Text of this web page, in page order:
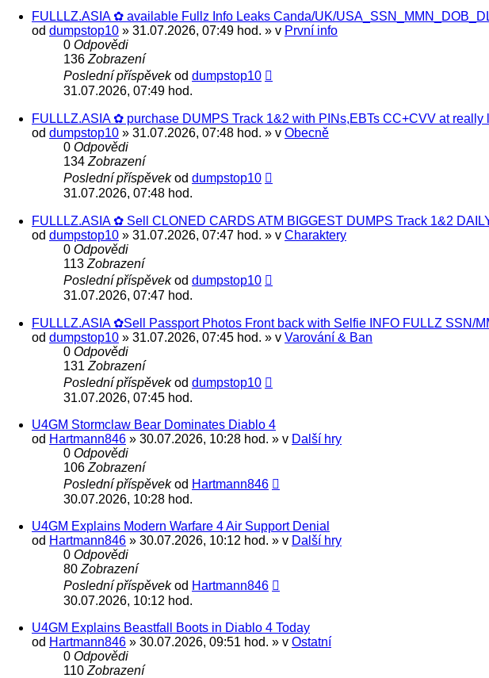
FULLLZ.ASIA ✿ available Fullz Info Leaks Canda/UK/
od dumpstop10 » 31.07.2026, 07:49 hod. » v První info
0 Odpovědi
136 Zobrazení
Poslední příspěvekod dumpstop10
31.07.2026, 07:49 hod.
FULLLZ.ASIA ✿ purchase DUMPS Track 1&2 with PINs,EBTs CC+CVV at really
od dumpstop10 » 31.07.2026, 07:48 hod. » v Obecně
0 Odpovědi
134 Zobrazení
Poslední příspěvekod dumpstop10
31.07.2026, 07:48 hod.
FULLLZ.ASIA ✿ Sell CLONED CARDS ATM BIGGEST DUMPS Track 1&2
od dumpstop10 » 31.07.2026, 07:47 hod. » v Charaktery
0 Odpovědi
113 Zobrazení
Poslední příspěvekod dumpstop10
31.07.2026, 07:47 hod.
FULLLZ.ASIA ✿Sell Passport Photos Front back with Selfie INFO FULLZ SSN/
od dumpstop10 » 31.07.2026, 07:45 hod. » v Varování & Ban
0 Odpovědi
131 Zobrazení
Poslední příspěvekod dumpstop10
31.07.2026, 07:45 hod.
U4GM Stormclaw Bear Dominates Diablo 4
od Hartmann846 » 30.07.2026, 10:28 hod. » v Další hry
0 Odpovědi
106 Zobrazení
Poslední příspěvekod Hartmann846
30.07.2026, 10:28 hod.
U4GM Explains Modern Warfare 4 Air Support Denial
od Hartmann846 » 30.07.2026, 10:12 hod. » v Další hry
0 Odpovědi
80 Zobrazení
Poslední příspěvekod Hartmann846
30.07.2026, 10:12 hod.
U4GM Explains Beastfall Boots in Diablo 4 Today
od Hartmann846 » 30.07.2026, 09:51 hod. » v Ostatní
0 Odpovědi
110 Zobrazení